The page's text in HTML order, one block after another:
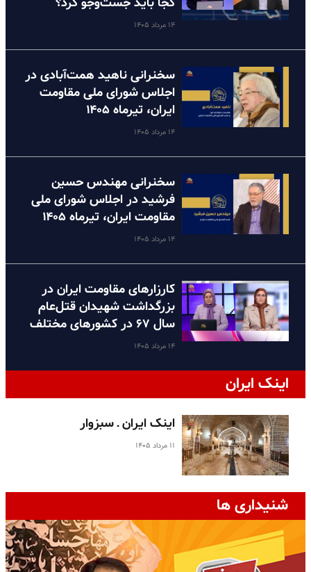
۱۴ مرداد ۱۴۰۵
سخنرانی ناهید همت‌آبادی در
اجلاس شورای ملی مقاومت
ایران، تیرماه ۱۴۰۵
۱۴ مرداد ۱۴۰۵
سخنرانی مهندس حسین
فرشید در اجلاس شورای ملی
مقاومت ایران، تیرماه ۱۴۰۵
۱۴ مرداد ۱۴۰۵
کارزارهای مقاومت ایران در
بزرگداشت شهیدان قتل‌عام
سال ۶۷ در کشورهای مختلف
۱۴ مرداد ۱۴۰۵
اینک ایران
اینک ایران ـ سبزوار
۱۱ مرداد ۱۴۰۵
شنیداری ها